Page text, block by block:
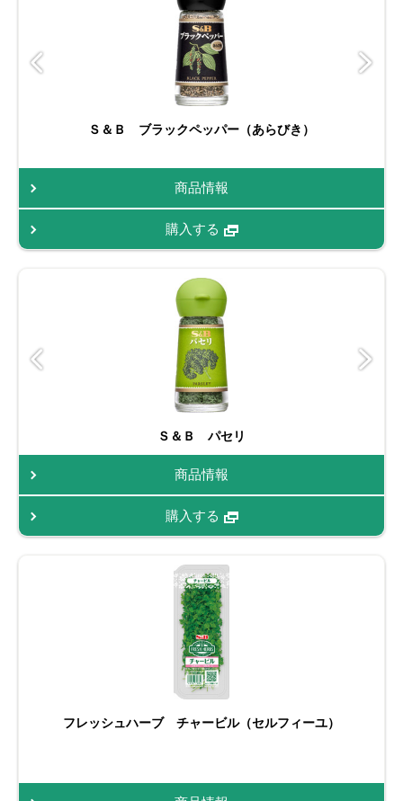
Ｓ＆Ｂ ブラックペッパー（あらびき）
商品情報
購入する
Ｓ＆Ｂ パセリ
商品情報
購入する
フレッシュハーブ チャービル（セルフィーユ）